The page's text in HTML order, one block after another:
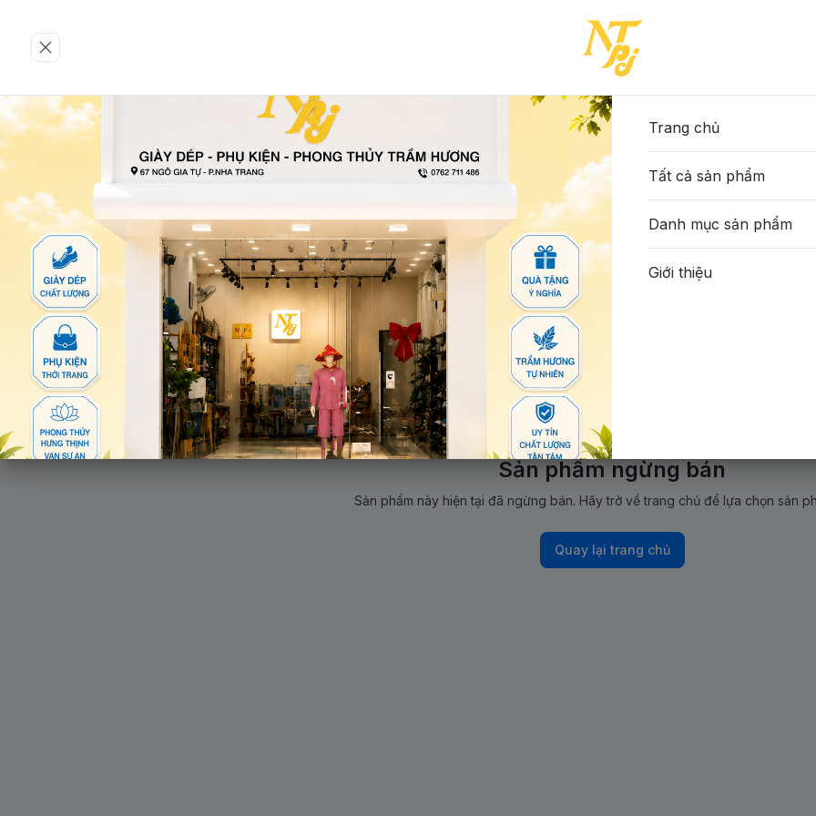
Sản phẩm ngừng bán
Sản phẩm này hiện tại đã ngừng bán. Hãy trở về trang chủ để lựa chọn sản
Quay lại trang chủ
Trang chủ
Tất cả sản phẩm
Danh mục sản phẩm
Giới thiệu